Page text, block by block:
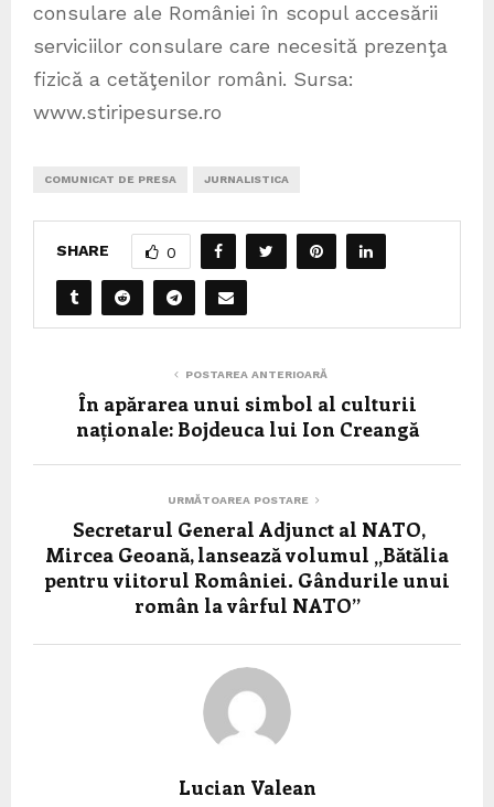
consulare ale României în scopul accesării
serviciilor consulare care necesită prezenţa
fizică a cetăţenilor români. Sursa:
www.stiripesurse.ro
COMUNICAT DE PRESA JURNALISTICA
SHARE 0
POSTAREA ANTERIOARĂ
În apărarea unui simbol al culturii
naționale: Bojdeuca lui Ion Creangă
URMĂTOAREA POSTARE
Secretarul General Adjunct al NATO,
Mircea Geoană, lansează volumul „Bătălia
pentru viitorul României. Gândurile unui
român la vârful NATO”
Lucian Valean